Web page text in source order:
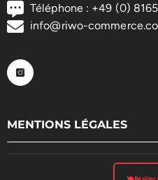
Téléphone : +49 (0)
info@riwo-
MENTIONS LÉGALES
Résilier